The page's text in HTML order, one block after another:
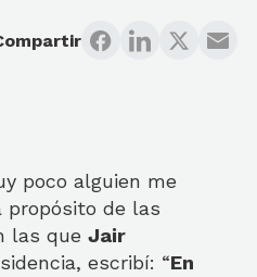
poco alguien me
propósito de las
las que Jair
escribí: “En